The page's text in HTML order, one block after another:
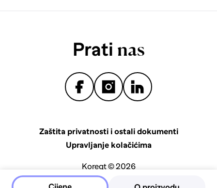
Prati nas
Zaštita privatnosti i ostali dokumenti
Upravljanje kolačićima
Koreqt © 2026